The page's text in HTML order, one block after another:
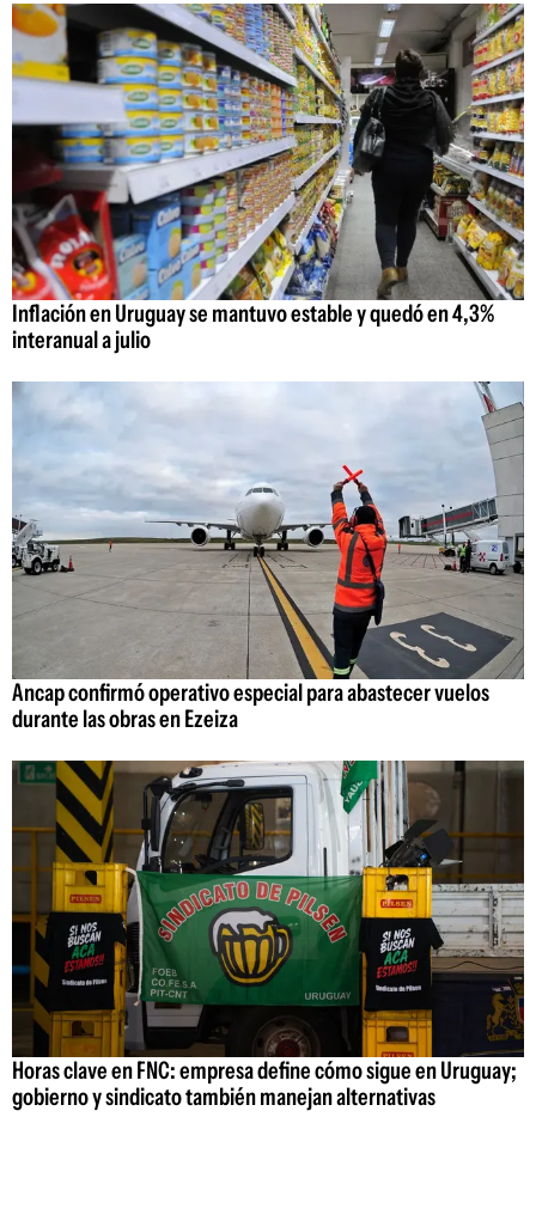
Inflación en Uruguay se mantuvo estable y quedó en 4,3%
interanual a julio
Ancap confirmó operativo especial para abastecer vuelos
durante las obras en Ezeiza
Horas clave en FNC: empresa define cómo sigue en Uruguay;
gobierno y sindicato también manejan alternativas